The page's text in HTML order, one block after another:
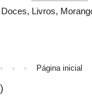
Doces, Livros,
Página inicial